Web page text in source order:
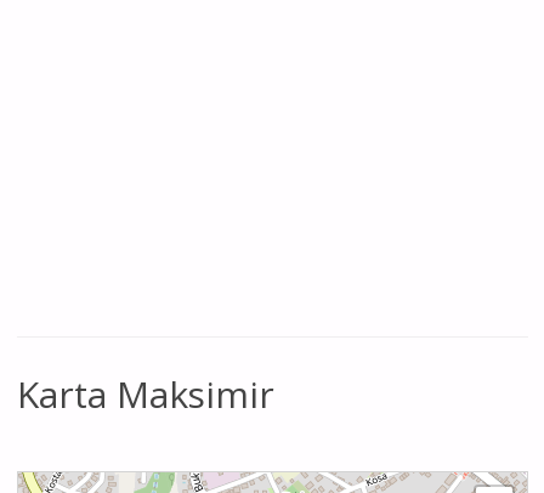
Karta Maksimir